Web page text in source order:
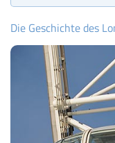
Die Geschichte des